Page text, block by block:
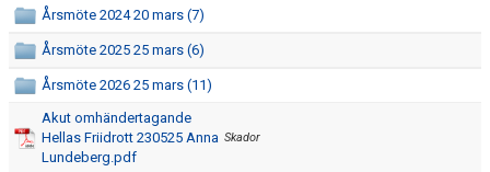
Årsmöte 2024 20 mars (7)
Årsmöte 2025 25 mars (6)
Årsmöte 2026 25 mars (11)
Akut omhändertagande
Hellas Friidrott 230525 Anna
Lundeberg.pdf
Skador